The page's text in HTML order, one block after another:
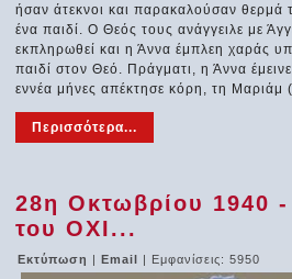
ήσαν άτεκνοι και παρακαλούσαν θερμά
ένα παιδί. Ο Θεός τους ανάγγειλε με
εκπληρωθεί και η Άννα έμπλεη χαράς
παιδί στον Θεό. Πράγματι, η Άννα
εννέα μήνες απέκτησε κόρη, τη Μαριάμ
Περισσότερα...
28η Οκτωβρίου 1940 -
του ΟΧΙ...
Εκτύπωση |Email | Εμφανίσεις: 5950